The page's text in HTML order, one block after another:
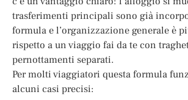
trasferimenti principali sono già
formula e l’organizzazione generale è
rispetto a un viaggio fai da te con
pernottamenti separati.
Per molti viaggiatori questa formula
alcuni casi precisi: